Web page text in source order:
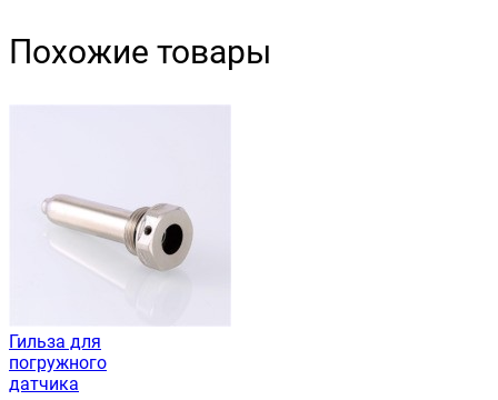
Похожие товары
Гильза для
погружного
датчика